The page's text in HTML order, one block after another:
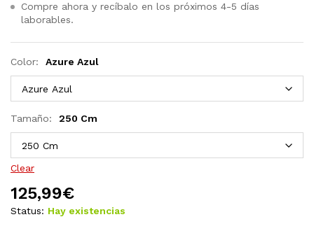
Compre ahora y recíbalo en los próximos 4-5 días
laborables.
Color: Azure Azul
Tamaño: 250 Cm
Clear
125,99€
Status: Hay existencias